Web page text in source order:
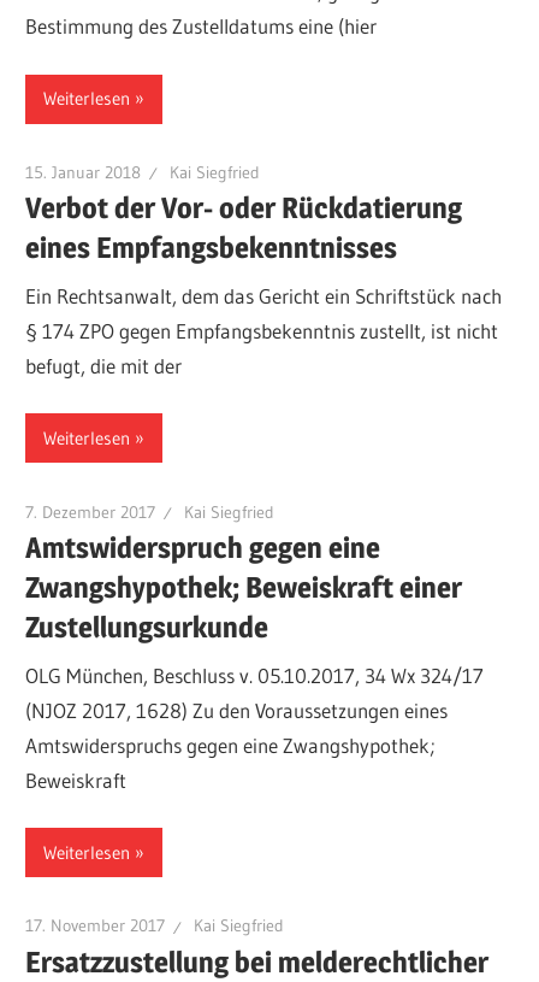
Bestimmung des Zustelldatums eine (hier
Weiterlesen
15. Januar 2018 Kai Siegfried
Verbot der Vor- oder Rückdatierung
eines Empfangsbekenntnisses
Ein Rechtsanwalt, dem das Gericht ein Schriftstück nach
§ 174 ZPO gegen Empfangsbekenntnis zustellt, ist nicht
befugt, die mit der
Weiterlesen
7. Dezember 2017 Kai Siegfried
Amtswiderspruch gegen eine
Zwangshypothek; Beweiskraft einer
Zustellungsurkunde
OLG München, Beschluss v. 05.10.2017, 34 Wx 324/17
(NJOZ 2017, 1628) Zu den Voraussetzungen eines
Amtswiderspruchs gegen eine Zwangshypothek;
Beweiskraft
Weiterlesen
17. November 2017 Kai Siegfried
Ersatzzustellung bei melderechtlicher